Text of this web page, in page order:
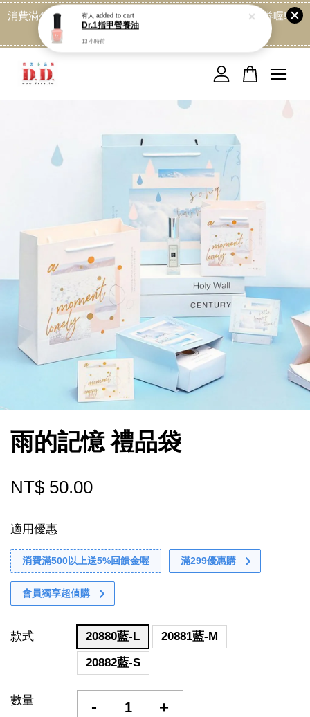
消費滿499免運喔, 記得加LINE:@dede168 領取專屬折扣券喔!
雨的記憶 禮品袋
NT$ 50.00
適用優惠
消費滿500以上送5%回饋金喔 滿299優惠購
會員獨享超值購
款式 20880藍-L
20881藍-M
20882藍-S
數量 - +
您的購物車目前還是空的。